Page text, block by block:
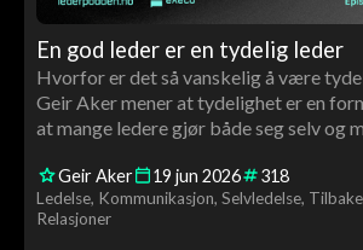
En god leder er en tydelig leder
Hvorfor er det så vanskelig å være
Geir Aker mener at tydelighet er en
at mange ledere gjør både seg selv og
praktisk samtale om kommunikasjon,
ledelse i hverdagen.
Geir Aker 19 jun 2026 318
Ledelse Kommunikasjon Selvledelse
Relasjoner